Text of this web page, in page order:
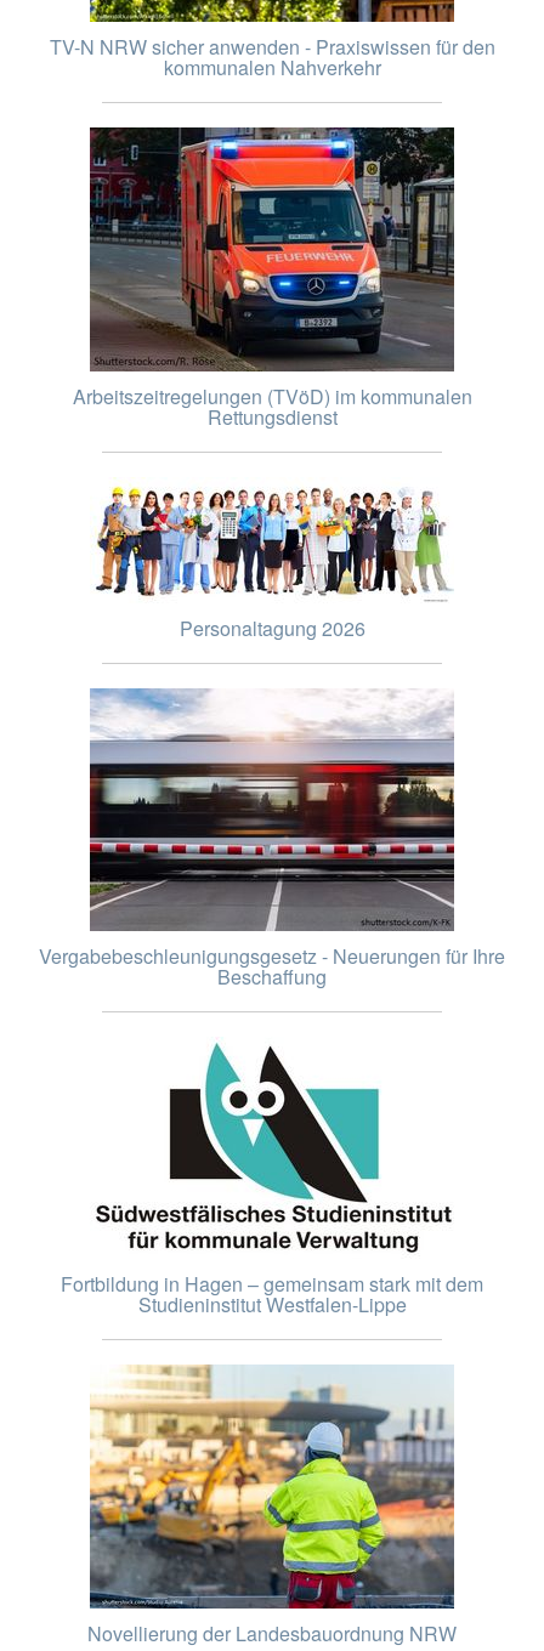
TV-N NRW sicher anwenden - Praxiswissen für den
kommunalen Nahverkehr
Arbeitszeitregelungen (TVöD) im kommunalen
Rettungsdienst
Personaltagung 2026
Vergabebeschleunigungsgesetz - Neuerungen für Ihre
Beschaffung
Fortbildung in Hagen – gemeinsam stark mit dem
Studieninstitut Westfalen-Lippe
Novellierung der Landesbauordnung NRW